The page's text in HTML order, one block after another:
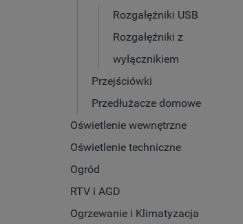
Rozgałęźniki USB
Rozgałęźniki z
wyłącznikiem
Przejściówki
Przedłużacze domowe
Oświetlenie wewnętrzne
Oświetlenie techniczne
Ogród
RTV i AGD
Ogrzewanie i Klimatyzacja